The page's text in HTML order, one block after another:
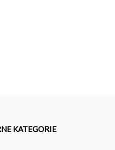
KATEGORIE